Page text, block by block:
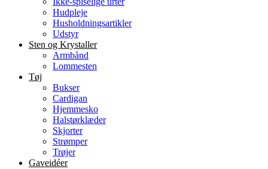
Hudpleje
Husholdningsartikler
Udstyr
Sten og Krystaller
Armbånd
Lommesten
Tøj
Bukser
Cardigan
Hjemmesko
Halstørklæder
Skjorter
Strømper
Trøjer
Gaveidéer